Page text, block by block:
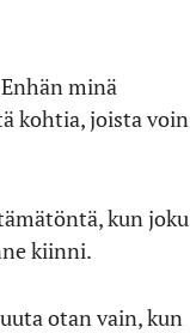
minä
kohtia, joista voin
kun joku
kiinni.
otan vain, kun